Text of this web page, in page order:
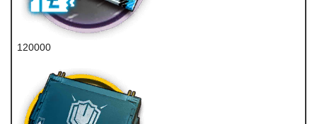
120000